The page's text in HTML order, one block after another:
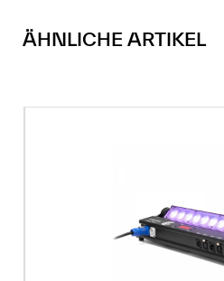
ÄHNLICHE ARTIKEL